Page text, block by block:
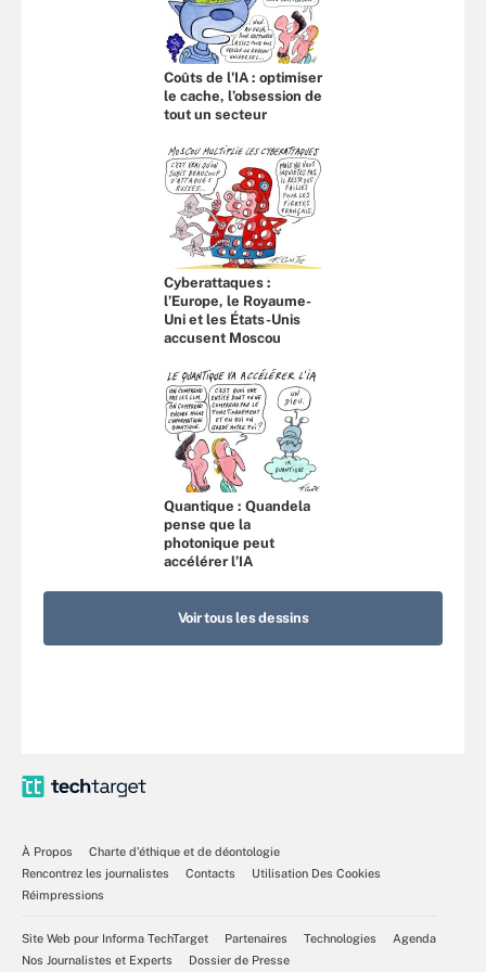
Coûts de l'IA : optimiser
le cache, l’obsession de
tout un secteur
Cyberattaques :
l’Europe, le Royaume-
Uni et les États-Unis
accusent Moscou
Quantique : Quandela
pense que la
photonique peut
accélérer l’IA
Voir tous les dessins
À Propos
Charte d’éthique et de déontologie
Rencontrez les journalistes
Contacts
Utilisation Des Cookies
Réimpressions
Site Web pour Informa TechTarget Partenaires Technologies
Agenda
Nos Journalistes et Experts
Dossier de Presse